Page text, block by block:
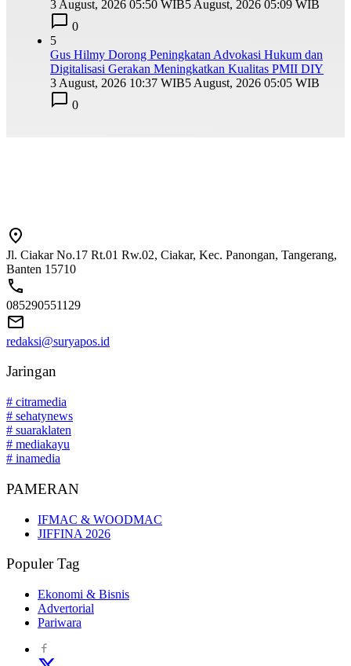
3 August, 2026 05:50 WIB5 August, 2026 05:09 WIB
0
5
Gus Hilmy Dorong Peningkatan Advokasi Hukum dan
Digitalisasi Gerakan Meningkatkan Kualitas PMII DIY
3 August, 2026 10:37 WIB5 August, 2026 05:05 WIB
0
Jl. Ciakar No.17 Rt.01 Rw.02, Ciakar, Kec. Panongan, Tangerang,
Banten 15710
085290551129
redaksi@suryapos.id
Jaringan
# citramedia
# sehatynews
# suaraklaten
# mediakayu
# inamedia
PAMERAN
IFMAC & WOODMAC
JIFFINA 2026
Populer Tag
Ekonomi & Bisnis
Advertorial
Pariwara